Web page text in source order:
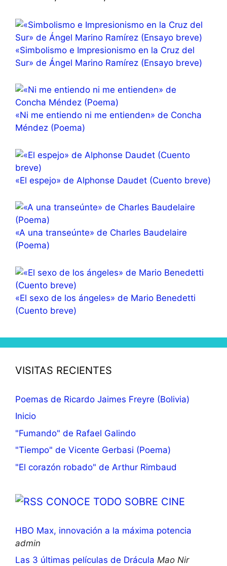
«Simbolismo e Impresionismo en la Cruz del
Sur» de Ángel Marino Ramírez (Ensayo breve)
«Ni me entiendo ni me entienden» de Concha
Méndez (Poema)
«El espejo» de Alphonse Daudet (Cuento breve)
«A una transeúnte» de Charles Baudelaire
(Poema)
«El sexo de los ángeles» de Mario Benedetti
(Cuento breve)
VISITAS RECIENTES
Poemas de Ricardo Jaimes Freyre (Bolivia)
Inicio
"Fumando" de Rafael Galindo
"Tiempo" de Vicente Gerbasi (Poema)
"El corazón robado" de Arthur Rimbaud
CONOCE TODO SOBRE CINE
HBO Max, innovación a la máxima potencia
admin
Las 3 últimas películas de Drácula Mao Nir